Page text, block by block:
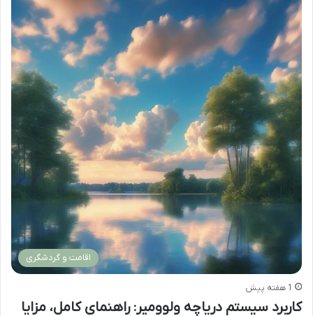
اقامت و گردشگری
1 هفته پیش
کاربرد سیستم دریاچه ولوومیر: راهنمای کامل، مزایا